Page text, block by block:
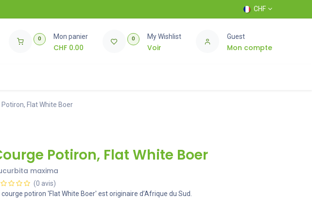
CHF
0 Mon panier
CHF 0.00
0 My Wishlist
Voir
Guest
Mon compte
Flat White Boer
Potiron, Flat White Boer
maxima
(0 avis)
courge potiron 'Flat White Boer' est originaire d’Afrique du Sud.